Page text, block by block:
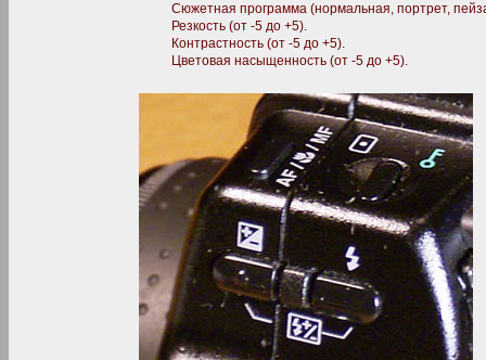
Сюжетная программа (нормальная, портрет,
Резкость (от -5 до +5).
Контрастность (от -5 до +5).
Цветовая насыщенность (от -5 до +5).